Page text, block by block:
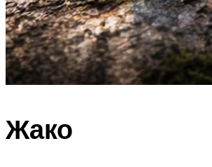
Жако